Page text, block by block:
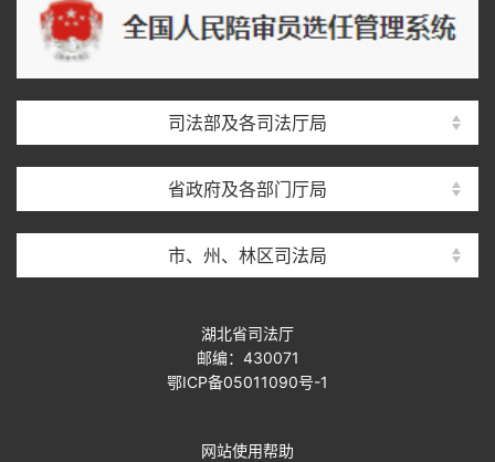
司法部及各司法厅局
省政府及各部门厅局
市、州、林区司法局
湖北省司法厅
邮编：430071
鄂ICP备05011090号-1
网站使用帮助